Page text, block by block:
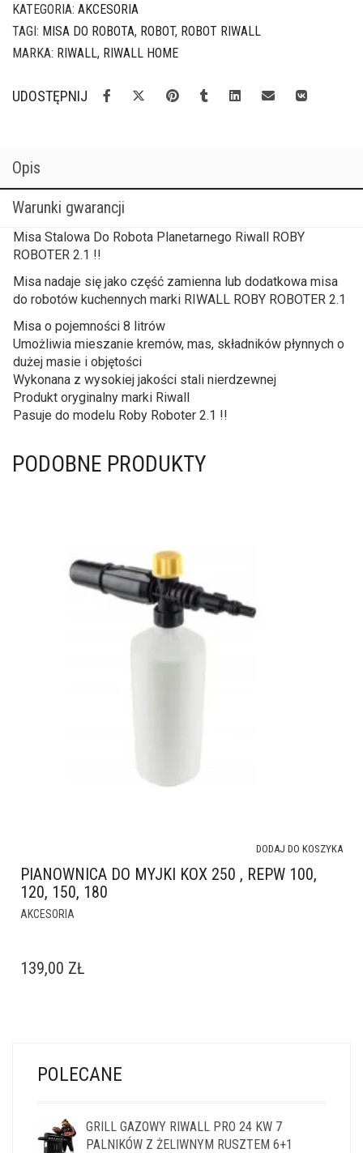
KATEGORIA: AKCESORIA
TAGI: MISA DO ROBOTA, ROBOT, ROBOT RIWALL
MARKA: RIWALL, RIWALL HOME
UDOSTĘPNIJ
Opis
Warunki gwarancji
Misa Stalowa Do Robota Planetarnego Riwall ROBY
ROBOTER 2.1 !!
Misa nadaje się jako część zamienna lub dodatkowa misa
do robotów kuchennych marki RIWALL ROBY ROBOTER 2.1
Misa o pojemności 8 litrów
Umożliwia mieszanie kremów, mas, składników płynnych o
dużej masie i objętości
Wykonana z wysokiej jakości stali nierdzewnej
Produkt oryginalny marki Riwall
Pasuje do modelu Roby Roboter 2.1 !!
PODOBNE PRODUKTY
PIANOWNICA DO MYJKI KOX 250 , REPW 100,
120, 150, 180
AKCESORIA
DODAJ DO KOSZYKA
139,00 ZŁ
POLECANE
GRILL GAZOWY RIWALL PRO 24 KW 7
PALNIKÓW Z ŻELIWNYM RUSZTEM 6+1